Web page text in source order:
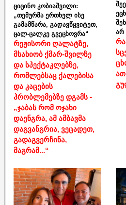
ციცინო კობიაშვილი:
„თემურმა ერთხელ ისე
გამამწარა, გადავწყვიტეთ,
ცალ-ცალკე გვეცხოვრა“
რეჟისორი ღალატზე,
მსახიობ ქმარ-შვილზე
და სპექტაკლებზე,
რომლებსაც ქალებისა
და კაცების
პრობლემებზე დგამს -
„ჯაბას რომ ოჯახი
დაენგრა, ამ ამბავმა
დაგვანგრია, ვეცადეთ,
გადაგვერჩინა,
მაგრამ...“
არ